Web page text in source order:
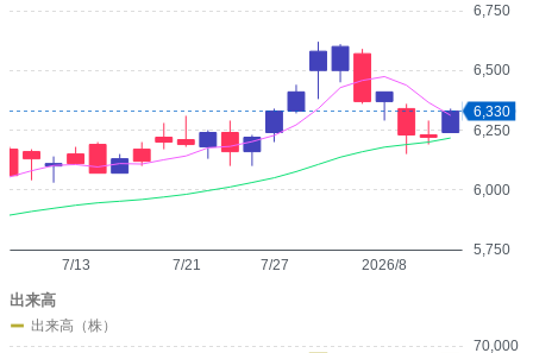
5,750
6,000
6,250
6,500
6,750
2026/8
7/13 7/21 7/27
6,330
70,000
出来高
出来高（株）